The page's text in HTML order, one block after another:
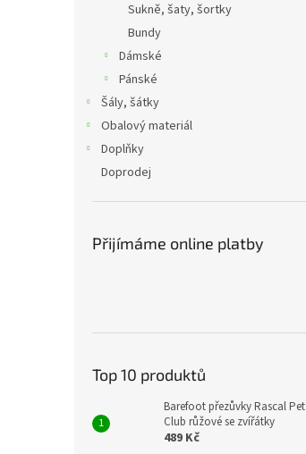
Sukně, šaty, šortky
Bundy
Dámské
Pánské
Šály, šátky
Obalový materiál
Doplňky
Doprodej
Přijímáme online platby
Top 10 produktů
Barefoot přezůvky Rascal Pet
Club růžové se zvířátky
489 Kč